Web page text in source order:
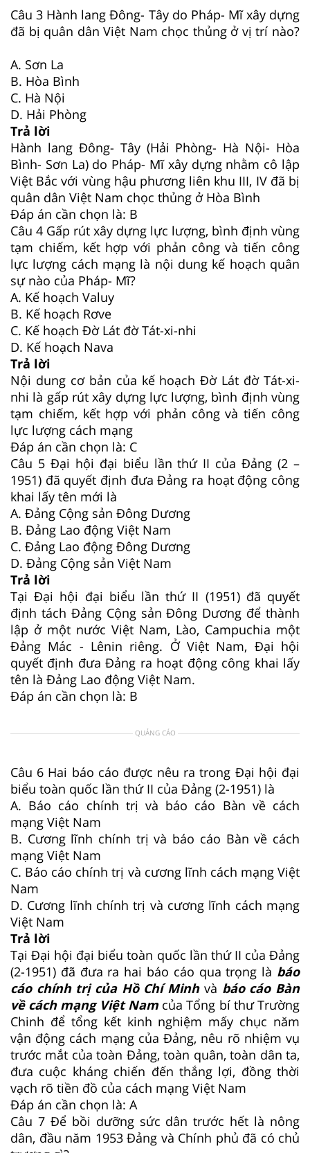
Câu 3 Hành lang Đông- Tây do Pháp- Mĩ xây dựng
đã bị quân dân Việt Nam chọc thủng ở vị trí nào?
A. Sơn La
B. Hòa Bình
C. Hà Nội
D. Hải Phòng
Trả lời
Hành lang Đông- Tây (Hải Phòng- Hà Nội- Hòa
Bình- Sơn La) do Pháp- Mĩ xây dựng nhằm cô lập
Việt Bắc với vùng hậu phương liên khu III, IV đã bị
quân dân Việt Nam chọc thủng ở Hòa Bình
Đáp án cần chọn là: B
Câu 4 Gấp rút xây dựng lực lượng, bình định vùng
tạm chiếm, kết hợp với phản công và tiến công
lực lượng cách mạng là nội dung kế hoạch quân
sự nào của Pháp- Mĩ?
A. Kế hoạch Valuy
B. Kế hoạch Rơve
C. Kế hoạch Đờ Lát đờ Tát-xi-nhi
D. Kế hoạch Nava
Trả lời
Nội dung cơ bản của kế hoạch Đờ Lát đờ Tát-xi-
nhi là gấp rút xây dựng lực lượng, bình định vùng
tạm chiếm, kết hợp với phản công và tiến công
lực lượng cách mạng
Đáp án cần chọn là: C
Câu 5 Đại hội đại biểu lần thứ II của Đảng (2 –
1951) đã quyết định đưa Đảng ra hoạt động công
khai lấy tên mới là
A. Đảng Cộng sản Đông Dương
B. Đảng Lao động Việt Nam
C. Đảng Lao động Đông Dương
D. Đảng Cộng sản Việt Nam
Trả lời
Tại Đại hội đại biểu lần thứ II (1951) đã quyết
định tách Đảng Cộng sản Đông Dương để thành
lập ở một nước Việt Nam, Lào, Campuchia một
Đảng Mác - Lênin riêng. Ở Việt Nam, Đại hội
quyết định đưa Đảng ra hoạt động công khai lấy
tên là Đảng Lao động Việt Nam.
Đáp án cần chọn là: B
QUẢNG CÁO
Câu 6 Hai báo cáo được nêu ra trong Đại hội đại
biểu toàn quốc lần thứ II của Đảng (2-1951) là
A. Báo cáo chính trị và báo cáo Bàn về cách
mạng Việt Nam
B. Cương lĩnh chính trị và báo cáo Bàn về cách
mạng Việt Nam
C. Báo cáo chính trị và cương lĩnh cách mạng Việt
Nam
D. Cương lĩnh chính trị và cương lĩnh cách mạng
Việt Nam
Trả lời
Tại Đại hội đại biểu toàn quốc lần thứ II của Đảng
(2-1951) đã đưa ra hai báo cáo qua trọng là báo
cáo chính trị của Hồ Chí Minhvà báo cáo Bàn
về cách mạng Việt Namcủa Tổng bí thư Trường
Chinh để tổng kết kinh nghiệm mấy chục năm
vận động cách mạng của Đảng, nêu rõ nhiệm vụ
trước mắt của toàn Đảng, toàn quân, toàn dân ta,
đưa cuộc kháng chiến đến thắng lợi, đồng thời
vạch rõ tiền đồ của cách mạng Việt Nam
Đáp án cần chọn là: A
Câu 7 Để bồi dưỡng sức dân trước hết là nông
dân, đầu năm 1953 Đảng và Chính phủ đã có chủ